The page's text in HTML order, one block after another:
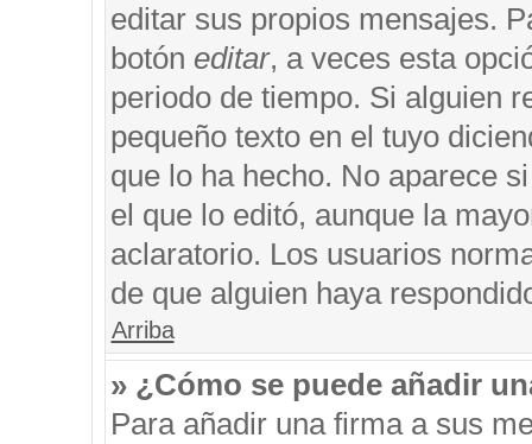
editar sus propios mensajes.
botón editar, a veces esta
periodo de tiempo. Si alguien
pequeño texto en el tuyo
que lo ha hecho. No aparece
el que lo editó, aunque la
aclaratorio. Los usuarios
de que alguien haya
Arriba
» ¿Cómo se puede añadir
Para añadir una firma a sus